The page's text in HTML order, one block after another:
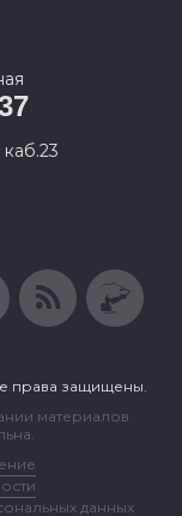
права защищены.
материалов
данных